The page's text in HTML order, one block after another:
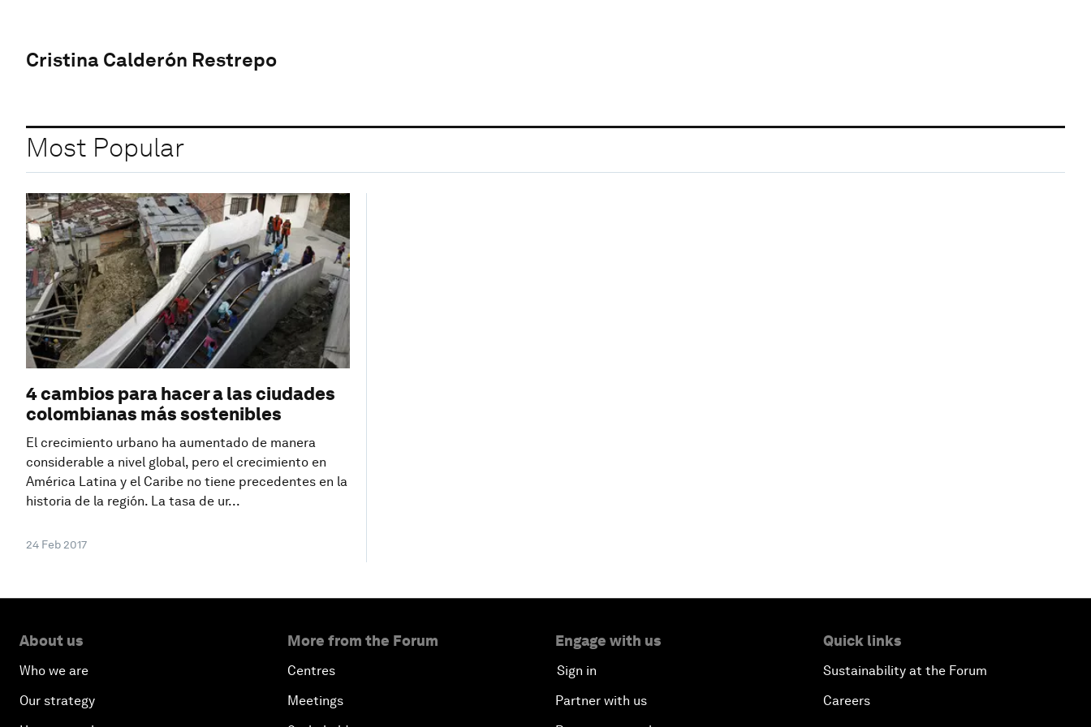
Cristina Calderón Restrepo
Most Popular
4 cambios para hacer a las ciudades
colombianas más sostenibles
El crecimiento urbano ha aumentado de manera
considerable a nivel global, pero el crecimiento en
América Latina y el Caribe no tiene precedentes en la
historia de la región. La tasa de ur...
24 Feb 2017
About us
Who we are
Our strategy
More from the Forum
Centres
Meetings
Engage with us
Sign in
Partner with us
Quick links
Sustainability at the Forum
Careers